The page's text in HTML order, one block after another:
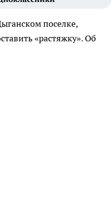
поселке,
«растяжку». Об